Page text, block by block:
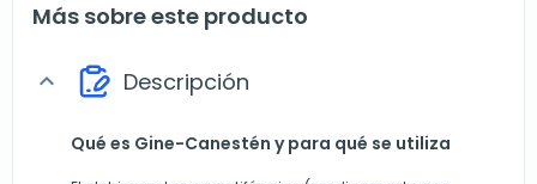
Más sobre este producto
expand_more Descripción
Qué es Gine-Canestén y para qué se utiliza